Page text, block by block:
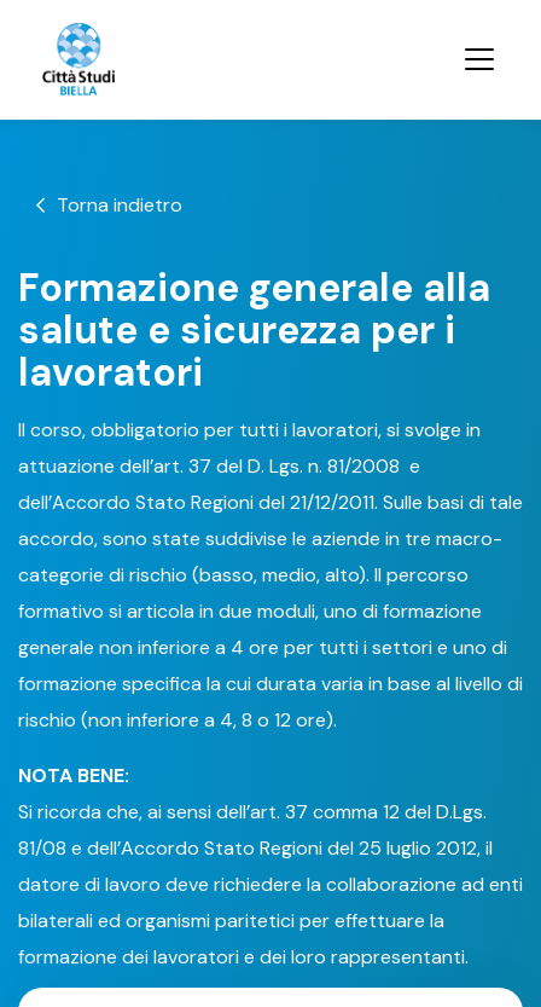
Torna indietro
Formazione generale alla
salute e sicurezza per i
lavoratori
Il corso, obbligatorio per tutti i lavoratori, si svolge in
attuazione dell’art. 37 del D. Lgs. n. 81/2008 e
dell’Accordo Stato Regioni del 21/12/2011. Sulle basi di tale
accordo, sono state suddivise le aziende in tre macro-
categorie di rischio (basso, medio, alto). Il percorso
formativo si articola in due moduli, uno di formazione
generale non inferiore a 4 ore per tutti i settori e uno di
formazione specifica la cui durata varia in base al livello di
rischio (non inferiore a 4, 8 o 12 ore).
NOTA BENE:
Si ricorda che, ai sensi dell’art. 37 comma 12 del D.Lgs.
81/08 e dell’Accordo Stato Regioni del 25 luglio 2012, il
datore di lavoro deve richiedere la collaborazione ad enti
bilaterali ed organismi paritetici per effettuare la
formazione dei lavoratori e dei loro rappresentanti.